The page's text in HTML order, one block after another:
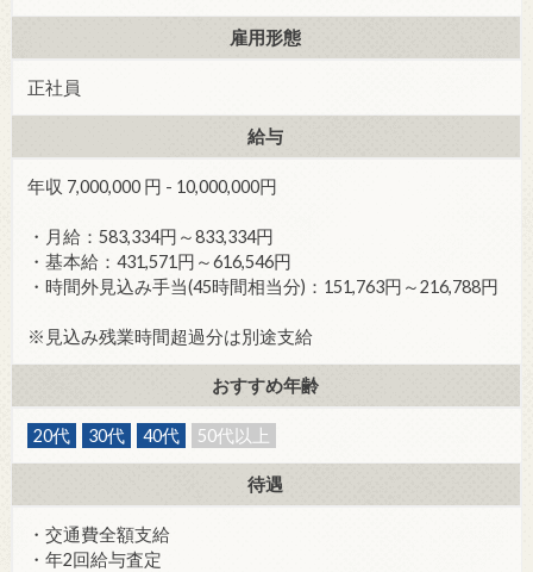
雇用形態
正社員
給与
年収 7,000,000 円 - 10,000,000円
・月給：583,334円～833,334円
・基本給：431,571円～616,546円
・時間外見込み手当(45時間相当分)：151,763円～216,788円
※見込み残業時間超過分は別途支給
おすすめ年齢
20代 30代 40代 50代以上
待遇
・交通費全額支給
・年2回給与査定